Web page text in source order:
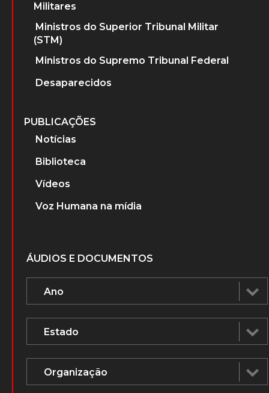
Militares
Ministros do Superior Tribunal Militar
(STM)
Ministros do Supremo Tribunal Federal
Desaparecidos
PUBLICAÇÕES
Notícias
Biblioteca
Vídeos
Voz Humana na mídia
ÁUDIOS E DOCUMENTOS